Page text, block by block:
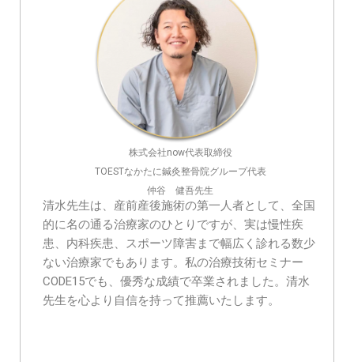
株式会社now代表取締役
TOESTなかたに鍼灸整骨院グループ代表
仲谷 健吾先生
清水先生は、産前産後施術の第一人者として、全国
的に名の通る治療家のひとりですが、実は慢性疾
患、内科疾患、スポーツ障害まで幅広く診れる数少
ない治療家でもあります。私の治療技術セミナー
CODE15でも、優秀な成績で卒業されました。清水
先生を心より自信を持って推薦いたします。